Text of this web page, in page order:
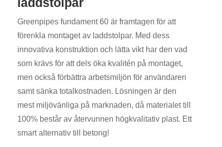
Greenpipes fundament 60 är framtagen för att
förenkla montaget av laddstolpar. Med dess
innovativa konstruktion och lätta vikt har den vad
som krävs för att dels öka kvalitén på montaget,
men också förbättra arbetsmiljön för användaren
samt sänka totalkostnaden. Lösningen är den
mest miljövänliga på marknaden, då materialet till
100% består av återvunnen högkvalitativ plast. Ett
smart alternativ till betong!